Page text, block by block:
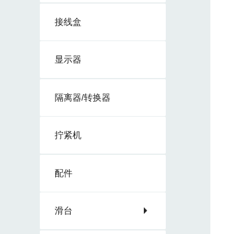
接线盒
显示器
隔离器/转换器
拧紧机
配件
滑台